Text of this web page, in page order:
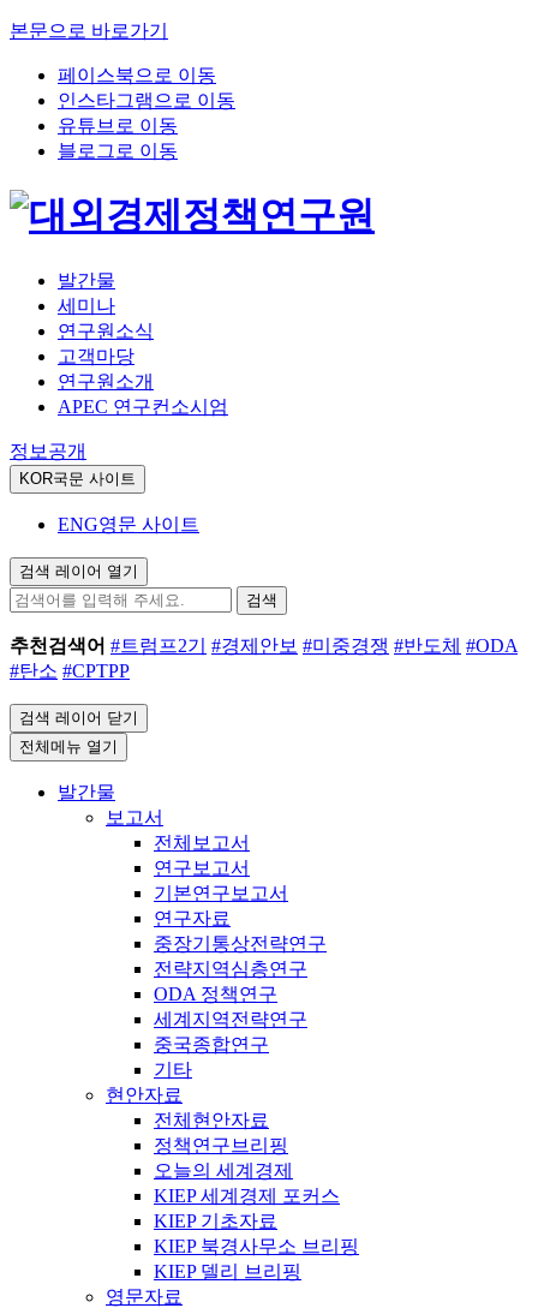
본문으로 바로가기
페이스북으로 이동
인스타그램으로 이동
유튜브로 이동
블로그로 이동
발간물
세미나
연구원소식
고객마당
연구원소개
APEC 연구컨소시엄
정보공개
KOR국문 사이트
ENG영문 사이트
검색 레이어 열기
검색
추천검색어 #트럼프2기 #경제안보 #미중경쟁 #반도체 #ODA
#탄소 #CPTPP
검색 레이어 닫기
전체메뉴 열기
발간물
보고서
전체보고서
연구보고서
기본연구보고서
연구자료
중장기통상전략연구
전략지역심층연구
ODA 정책연구
세계지역전략연구
중국종합연구
기타
현안자료
전체현안자료
정책연구브리핑
오늘의 세계경제
KIEP 세계경제 포커스
KIEP 기초자료
KIEP 북경사무소 브리핑
KIEP 델리 브리핑
영문자료